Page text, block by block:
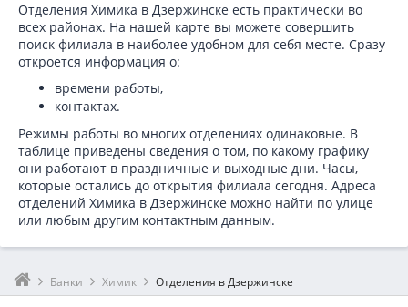
Отделения Химика в Дзержинске есть практически во
всех районах. На нашей карте вы можете совершить
поиск филиала в наиболее удобном для себя месте. Сразу
откроется информация о:
времени работы,
контактах.
Режимы работы во многих отделениях одинаковые. В
таблице приведены сведения о том, по какому графику
они работают в праздничные и выходные дни. Часы,
которые остались до открытия филиала сегодня. Адреса
отделений Химика в Дзержинске можно найти по улице
или любым другим контактным данным.
Банки Химик Отделения в Дзержинске